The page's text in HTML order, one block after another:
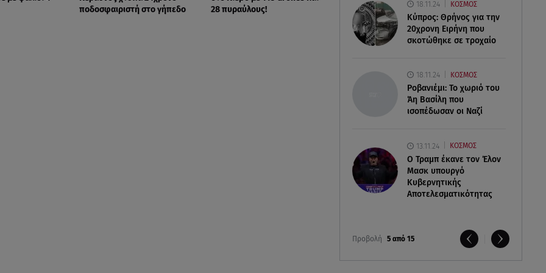
18.11.24 ΚΟΣΜΟΣ
Κύπρος: Θρήνος για την
20χρονη Ειρήνη που
σκοτώθηκε σε τροχαίο
18.11.24 ΚΟΣΜΟΣ
Ροβανιέμι: Το χωριό του
Άη Βασίλη που
ισοπέδωσαν οι Ναζί
13.11.24 ΚΟΣΜΟΣ
O Τραμπ έκανε τον Έλον
Μασκ υπουργό
Κυβερνητικής
Αποτελεσματικότητας
Προβολή 5 από 15
ποδοσφαιριστή στο γήπεδο
28 πυραύλους!